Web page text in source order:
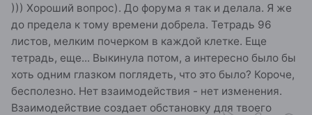
))) Хороший вопрос). До форума я так и делала. Я же
до предела к тому времени добрела. Тетрадь 96
листов, мелким почерком в каждой клетке. Еще
тетрадь, еще... Выкинула потом, а интересно было бы
хоть одним глазком поглядеть, что это было? Короче,
бесполезно. Нет взаимодействия - нет изменения.
Взаимодействие создает обстановку для твоего